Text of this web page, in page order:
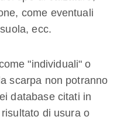
come eventuali
ecc.
"individuali" o
scarpa non potranno
database citati in
di usura o